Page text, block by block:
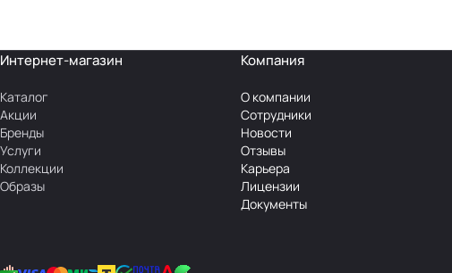
Интернет-магазин
Каталог
Акции
Бренды
Услуги
Коллекции
Образы
Компания
О компании
Сотрудники
Новости
Отзывы
Карьера
Лицензии
Документы